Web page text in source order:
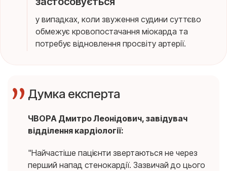
у випадках, коли звуження судини суттєво
обмежує кровопостачання міокарда та
потребує відновлення просвіту артерії.
Думка експерта
ЧВОРА Дмитро Леонідович, завідувач
відділення кардіології:
"Найчастіше пацієнти звертаються не через
перший напад стенокардії. Зазвичай до цього